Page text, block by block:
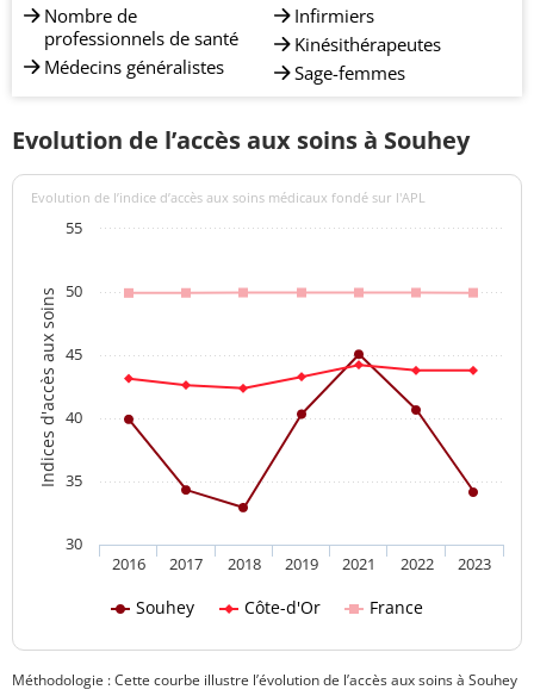
Nombre de
professionnels de santé
Médecins généralistes
Infirmiers
Kinésithérapeutes
Sage-femmes
Evolution de l’accès aux soins à Souhey
Indices d'accès aux soins
Evolution de l’indice d’accès aux soins médicaux fondé sur l'APL
Souhey Côte-d'Or France
2016 2017 2018 2019 2021 2022 2023
30
35
40
45
50
55
Méthodologie : Cette courbe illustre l’évolution de l’accès aux soins à Souhey